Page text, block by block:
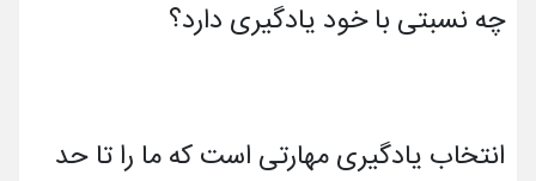
چه نسبتی با خود یادگیری دارد؟
انتخاب یادگیری مهارتی است که ما را تا حد